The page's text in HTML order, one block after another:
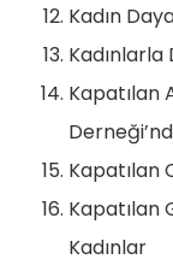
Kadın
Kadınlarla
Kapatılan
Kapatılan
Kapatılan
Kadınlar